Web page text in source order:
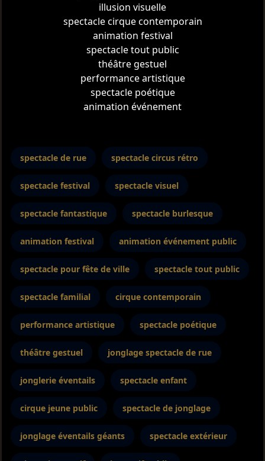
illusion visuelle
spectacle cirque contemporain
animation festival
spectacle tout public
théâtre gestuel
performance artistique
spectacle poétique
animation événement
spectacle de rue spectacle circus rétro
spectacle festival spectacle visuel
spectacle fantastique spectacle burlesque
animation festival animation événement public
spectacle pour fête de ville spectacle tout public
spectacle familial cirque contemporain
performance artistique spectacle poétique
théâtre gestuel jonglage spectacle de rue
jonglerie éventails spectacle enfant
cirque jeune public spectacle de jonglage
jonglage éventails géants spectacle extérieur